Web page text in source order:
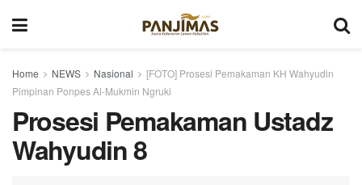
Home NEWS Nasional
[FOTO] Prosesi Pemakaman KH Wahyudin
Pimpinan Ponpes Al-Mukmin Ngruki
Prosesi Pemakaman Ustadz
Wahyudin 8